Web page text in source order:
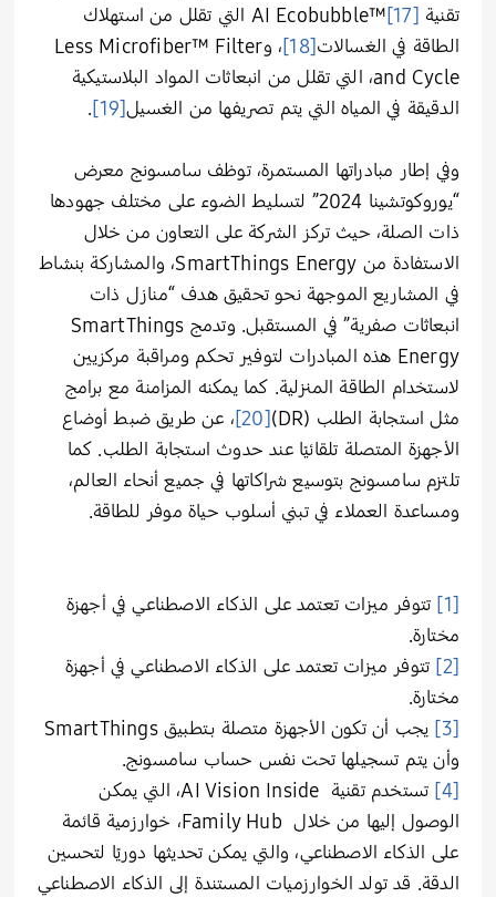
تقنية [17]
AI Ecobubble™‎ التي تقلل من استهلاك
الطاقة في الغسالات[18]
، وLess Microfiber™‎ Filter
and Cycle، التي تقلل من انبعاثات المواد البلاستيكية
الدقيقة في المياه التي يتم تصريفها من الغسيل[19]
.
وفي إطار مبادراتها المستمرة، توظف سامسونج معرض
“يوروكوتشينا 2024” لتسليط الضوء على مختلف جهودها
ذات الصلة، حيث تركز الشركة على التعاون من خلال
الاستفادة من SmartThings Energy، والمشاركة بنشاط
في المشاريع الموجهة نحو تحقيق هدف “منازل ذات
انبعاثات صفرية” في المستقبل. وتدمج SmartThings
Energy هذه المبادرات لتوفير تحكم ومراقبة مركزيين
لاستخدام الطاقة المنزلية. كما يمكنه المزامنة مع برامج
مثل استجابة الطلب (DR)
[20]
، عن طريق ضبط أوضاع
الأجهزة المتصلة تلقائيًا عند حدوث استجابة الطلب. كما
تلتزم سامسونج بتوسيع شراكاتها في جميع أنحاء العالم،
ومساعدة العملاء في تبني أسلوب حياة موفر للطاقة.
[1]
تتوفر ميزات تعتمد على الذكاء الاصطناعي في أجهزة
مختارة.
[2]
تتوفر ميزات تعتمد على الذكاء الاصطناعي في أجهزة
مختارة.
[3]
يجب أن تكون الأجهزة متصلة بـتطبيق SmartThings
وأن يتم تسجيلها تحت نفس حساب سامسونج.
[4]
تستخدم تقنية AI Vision Inside، التي يمكن
الوصول إليها من خلال Family Hub، خوارزمية قائمة
على الذكاء الاصطناعي، والتي يمكن تحديثها دوريًا لتحسين
الدقة. قد تولد الخوارزميات المستندة إلى الذكاء الاصطناعي